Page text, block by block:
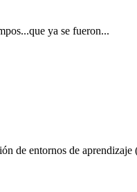
ya se fueron...
de entornos de